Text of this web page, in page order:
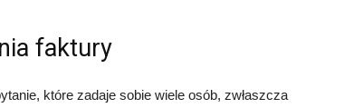
faktury
które zadaje sobie wiele osób, zwłaszcza